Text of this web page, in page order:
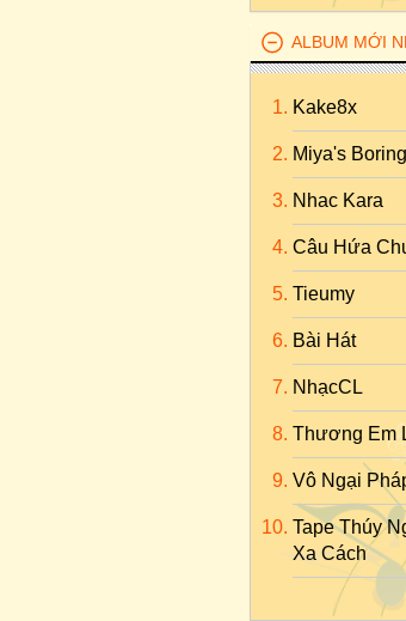
ALBUM MỚI
Kake8x
Miya's
Nhac Kara
Câu Hứa
Tieumy
Bài Hát
NhạcCL
Thương Em
Vô Ngại
Tape Thúy
Xa Cách